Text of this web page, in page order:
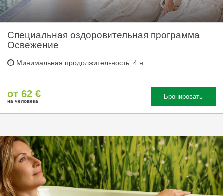
Специальная оздоровительная программа
Освежение
Минимальная продолжительность: 4 н.
от 62 €
на человека
Бронировать